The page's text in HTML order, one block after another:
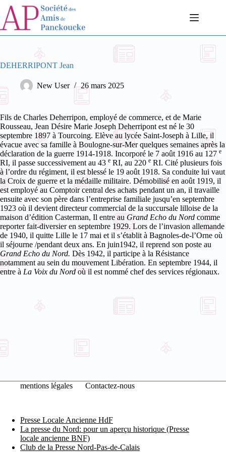
Passer
contenu
DEHERRIPONT Jean
New User 26 mars 2025
Fils de Charles Deherripon, employé de commerce, et de Marie
Rousseau, Jean Désire Marie Joseph Deherripont est né le 30
septembre 1897 à Tourcoing. Elève au lycée Saint-Joseph à Lille, il
évacue avec sa famille à Boulogne-sur-Mer quelques semaines après la
déclaration de la guerre 1914-1918. Incorporé le 7 août 1916 au 127 e
RI, il passe successivement au 43 e RI, au 220 e RI. Cité plusieurs fois
à l’ordre du régiment, il est blessé le 19 août 1918. Sa conduite lui vaut
la Croix de guerre et la médaille militaire. Démobilisé en août 1919, il
est employé au Comptoir central des achats pendant un an, il travaille
ensuite avec son père dans l’entreprise familiale jusqu’en septembre
1923 où il devient directeur commercial de la succursale lilloise de la
maison d’édition Casterman, Il entre au Grand Echo du Nord comme
reporter fait-diversier en septembre 1929. Lors de l’invasion allemande
de 1940, il quitte Lille le 17 mai et il s’établit à Bagnoles-de-l’Orne où
il séjourne /pendant deux ans. En juin1942, il reprend son poste au
Grand Echo du Nord. Dès 1942, il participe à la Résistance
notamment au sein du mouvement Libération. En septembre 1944, il
entre à La Voix du Nord où il est nommé chef des services régionaux.
mentions légales Contactez-nous
Presse Locale Ancienne HdF
La presse du Nord: pour un aperçu historique (Presse
locale ancienne BNF)
Club de la Presse Nord-Pas-de-Calais